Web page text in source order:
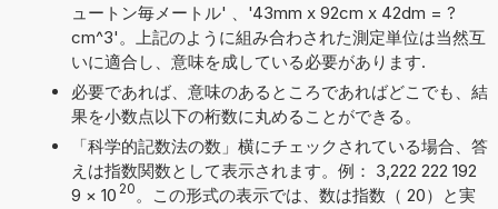
ュートン毎メートル' 、'43mm x 92cm x 42dm = ?
cm^3'。上記のように組み合わされた測定単位は当然互
いに適合し、意味を成している必要があります.
必要であれば、意味のあるところであればどこでも、結
果を小数点以下の桁数に丸めることができる。
「科学的記数法の数」横にチェックされている場合、答
えは指数関数として表示されます。例： 3,222 222 192
9 × 10 20 。この形式の表示では、数は指数（ 20）と実